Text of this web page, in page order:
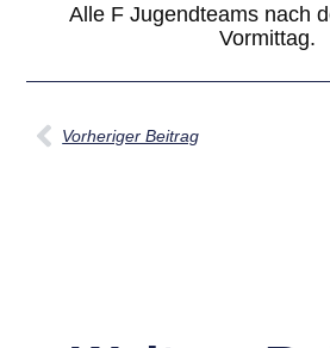
Alle F Jugendteams nach
Vormittag.
Vorheriger Beitrag